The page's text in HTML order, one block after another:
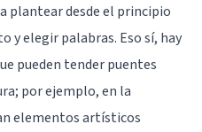
plantear desde el principio
y elegir palabras. Eso sí, hay
pueden tender puentes
por ejemplo, en la
elementos artísticos